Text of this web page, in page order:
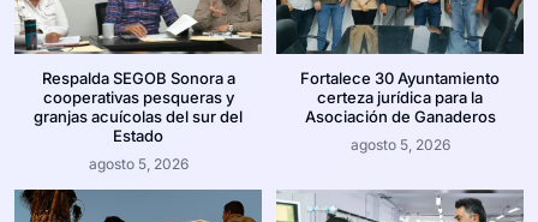
Respalda SEGOB Sonora a
cooperativas pesqueras y
granjas acuícolas del sur del
Estado
agosto 5, 2026
Fortalece 30 Ayuntamiento
certeza jurídica para la
Asociación de Ganaderos
agosto 5, 2026